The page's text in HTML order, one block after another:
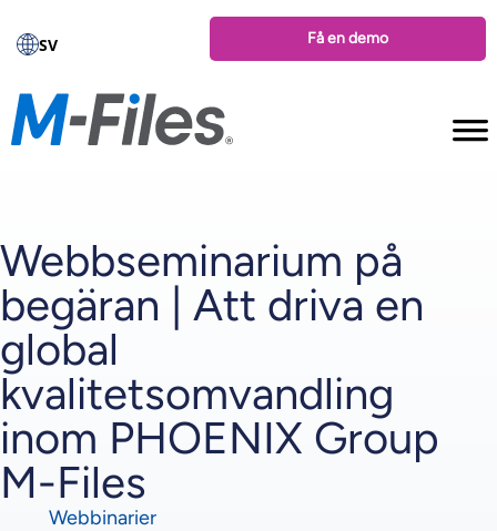
SV Få en demo
Webbseminarium på
begäran | Att driva en
global
kvalitetsomvandling
inom PHOENIX Group
M-Files
Webbinarier